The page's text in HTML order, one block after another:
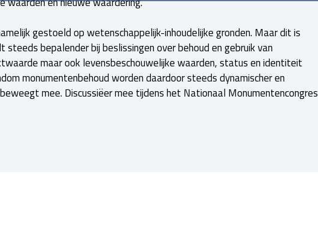
gestoeld op wetenschappelijk-inhoudelijke gronden. Maar dit is
bepalender bij beslissingen over behoud en gebruik van
maar ook levensbeschouwelijke waarden, status en identiteit
monumentenbehoud worden daardoor steeds dynamischer en
mee. Discussiëer mee tijdens het Nationaal Monumentencongres